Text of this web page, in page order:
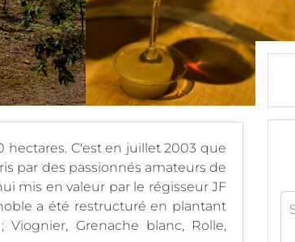
hectares. C'est en juillet 2003 que
par des passionnés amateurs de
mis en valeur par le régisseur JF
a été restructuré en plantant
Grenache blanc, Rolle,